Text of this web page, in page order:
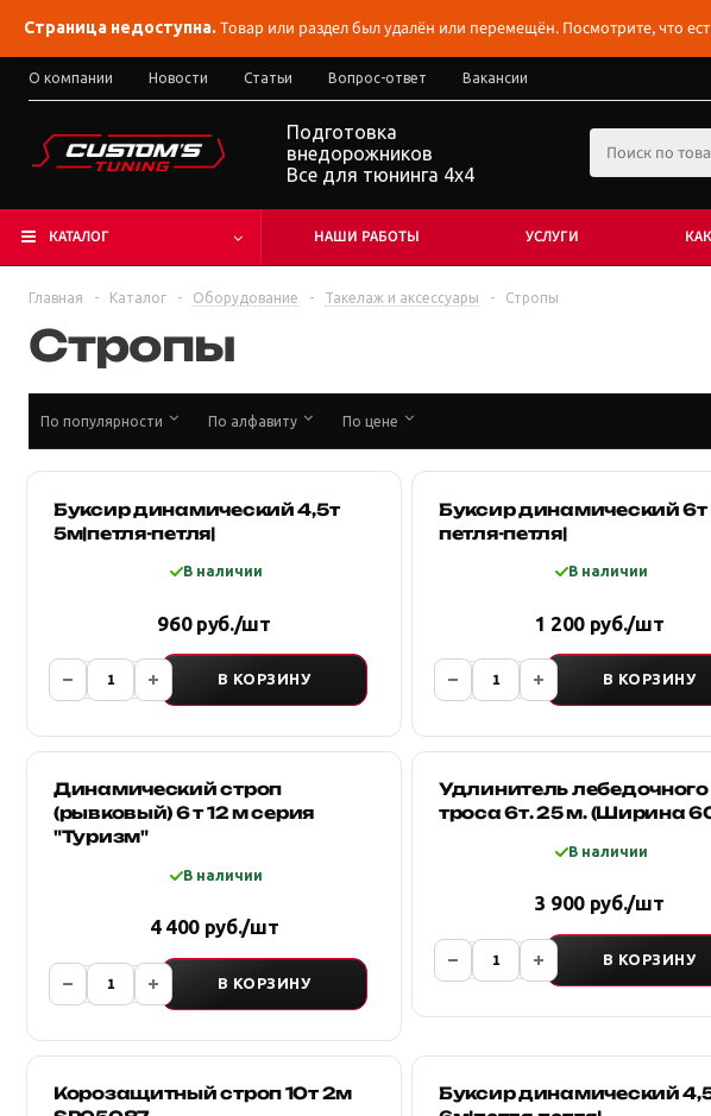
Страница недоступна. Товар или раздел был удалён или перемещён. Посмотрите, что
О компании Новости Статьи Вопрос-ответ Вакансии
Подготовка
внедорожников
Все для тюнинга 4x4
КАТАЛОГ НАШИ РАБОТЫ УСЛУГИ
Главная - Каталог - Оборудование - Такелаж и аксессуары - Стропы
Стропы
По популярности По алфавиту По цене
Буксир динамический 4,5т
5м|петля-петля|
В наличии
960 руб./шт
В КОРЗИНУ
Буксир динамический 6т
петля-петля|
В наличии
1 200 руб./шт
В КОРЗИНУ
Динамический строп
(рывковый) 6 т 12 м серия
"Туризм"
В наличии
4 400 руб./шт
В КОРЗИНУ
Удлинитель лебедочного
троса 6т. 25 м. (Ширина
В наличии
3 900 руб./шт
В КОРЗИНУ
Корозащитный строп 10т 2м
Буксир динамический